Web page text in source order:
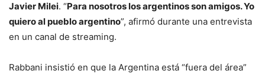
Javier Milei. “Para nosotros los argentinos son amigos. Yo
quiero al pueblo argentino”, afirmó durante una entrevista
en un canal de streaming.
Rabbani insistió en que la Argentina está “fuera del área”